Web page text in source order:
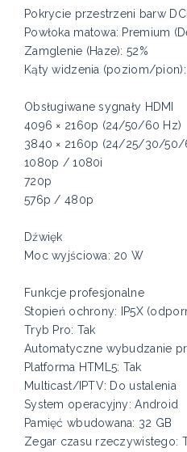
Pokrycie przestrzeni barw
Powłoka matowa: Premium
Zamglenie (Haze): 52%
Kąty widzenia (poziom/pion):
Obsługiwane sygnały HDMI
4096 × 2160p (24/50/60 Hz)
3840 × 2160p (24/25/30/50/
1080p / 1080i
720p
576p / 480p
Dźwięk
Moc wyjściowa: 20 W
Funkcje profesjonalne
Stopień ochrony: IP5X
Tryb Pro: Tak
Automatyczne wybudzanie
Platforma HTML5: Tak
Multicast/IPTV: Do ustalenia
System operacyjny: Android
Pamięć wbudowana: 32 GB
Zegar czasu rzeczywistego: